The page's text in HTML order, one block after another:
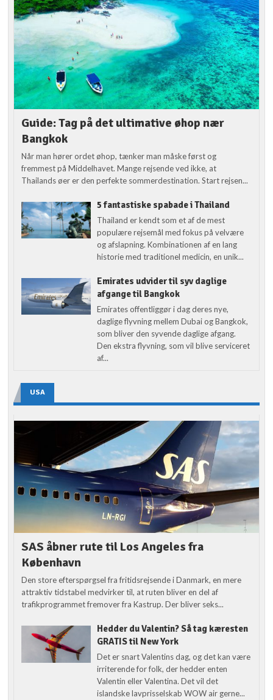
Guide: Tag på det ultimative øhop nær
Bangkok
Når man hører ordet øhop, tænker man måske først og
fremmest på Middelhavet. Mange rejsende ved ikke, at
Thailands øer er den perfekte sommerdestination. Start rejsen...
5 fantastiske spabade i Thailand
Thailand er kendt som et af de mest
populære rejsemål med fokus på velvære
og afslapning. Kombinationen af en lang
historie med traditionel medicin, en unik...
Emirates udvider til syv daglige
afgange til Bangkok
Emirates offentliggør i dag deres nye,
daglige flyvning mellem Dubai og Bangkok,
som bliver den syvende daglige afgang.
Den ekstra flyvning, som vil blive serviceret
af...
USA
SAS åbner rute til Los Angeles fra
København
Den store efterspørgsel fra fritidsrejsende i Danmark, en mere
attraktiv tidstabel medvirker til, at ruten bliver en del af
trafikprogrammet fremover fra Kastrup. Der bliver seks...
Hedder du Valentin? Så tag kæresten
GRATIS til New York
Det er snart Valentins dag, og det kan være
irriterende for folk, der hedder enten
Valentin eller Valentina. Det vil det
islandske lavprisselskab WOW air gerne...